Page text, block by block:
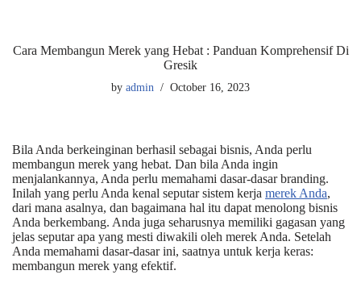
Cara Membangun Merek yang Hebat : Panduan Komprehensif Di
Gresik
by admin October 16, 2023
Bila Anda berkeinginan berhasil sebagai bisnis, Anda perlu
membangun merek yang hebat. Dan bila Anda ingin
menjalankannya, Anda perlu memahami dasar-dasar branding.
Inilah yang perlu Anda kenal seputar sistem kerja merek Anda,
dari mana asalnya, dan bagaimana hal itu dapat menolong bisnis
Anda berkembang. Anda juga seharusnya memiliki gagasan yang
jelas seputar apa yang mesti diwakili oleh merek Anda. Setelah
Anda memahami dasar-dasar ini, saatnya untuk kerja keras:
membangun merek yang efektif.